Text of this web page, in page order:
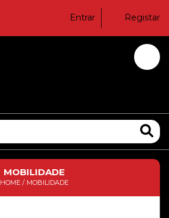
Entrar Registar
MOBILIDADE
HOME / MOBILIDADE